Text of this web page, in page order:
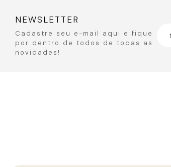
NEWSLETTER
Cadastre seu e-mail aqui e fique
por dentro de todos de todas as
novidades!